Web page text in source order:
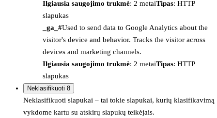
Ilgiausia saugojimo trukmė: 2 metaiTipas: HTTP
slapukas
_ga_#Used to send data to Google Analytics about the
visitor's device and behavior. Tracks the visitor across
devices and marketing channels.
Ilgiausia saugojimo trukmė: 2 metaiTipas: HTTP
slapukas
Neklasifikuoti 8
Neklasifikuoti slapukai – tai tokie slapukai, kurių klasifikavimą
vykdome kartu su atskirų slapukų teikėjais.